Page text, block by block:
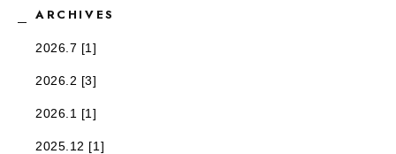
ARCHIVES
2026.7 [1]
2026.2 [3]
2026.1 [1]
2025.12 [1]